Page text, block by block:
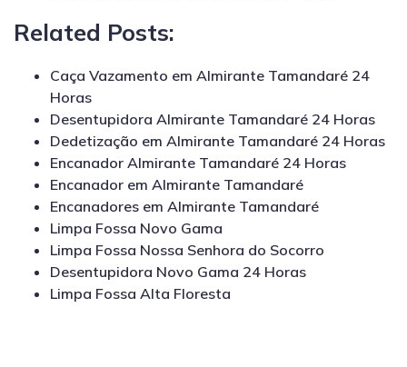
Related Posts:
Caça Vazamento em Almirante Tamandaré 24
Horas
Desentupidora Almirante Tamandaré 24 Horas
Dedetização em Almirante Tamandaré 24 Horas
Encanador Almirante Tamandaré 24 Horas
Encanador em Almirante Tamandaré
Encanadores em Almirante Tamandaré
Limpa Fossa Novo Gama
Limpa Fossa Nossa Senhora do Socorro
Desentupidora Novo Gama 24 Horas
Limpa Fossa Alta Floresta